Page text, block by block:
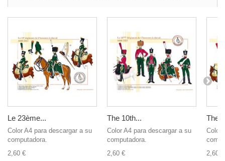
Le 23ème...
Color A4 para descargar a su
computadora.
2,60 €
The 10th...
Color A4 para descargar a su
computadora.
2,60 €
The
Color
2,60 €